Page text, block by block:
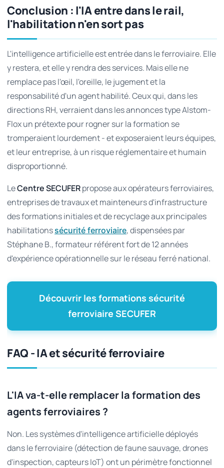
Conclusion : l'IA entre dans le rail,
l'habilitation n'en sort pas
L'intelligence artificielle est entrée dans le ferroviaire. Elle
y restera, et elle y rendra des services. Mais elle ne
remplace pas l'œil, l'oreille, le jugement et la
responsabilité d'un agent habilité. Ceux qui, dans les
directions RH, verraient dans les annonces type Alstom-
Flox un prétexte pour rogner sur la formation se
tromperaient lourdement - et exposeraient leurs équipes,
et leur entreprise, à un risque réglementaire et humain
disproportionné.
LeCentre SECUFERpropose aux opérateurs ferroviaires,
entreprises de travaux et mainteneurs d'infrastructure
des formations initiales et de recyclage aux principales
habilitations sécurité ferroviaire, dispensées par
Stéphane B., formateur référent fort de 12 années
d'expérience opérationnelle sur le réseau ferré national.
Découvrir les formations sécurité
ferroviaire SECUFER
FAQ - IA et sécurité ferroviaire
L'IA va-t-elle remplacer la formation des
agents ferroviaires ?
Non. Les systèmes d'intelligence artificielle déployés
dans le ferroviaire (détection de faune sauvage, drones
d'inspection, capteurs IoT) ont un périmètre fonctionnel